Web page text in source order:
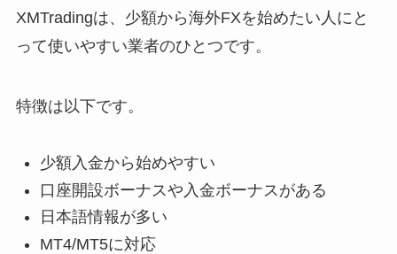
XMTradingは、少額から海外FXを始めたい人にと
って使いやすい業者のひとつです。
特徴は以下です。
少額入金から始めやすい
口座開設ボーナスや入金ボーナスがある
日本語情報が多い
MT4/MT5に対応